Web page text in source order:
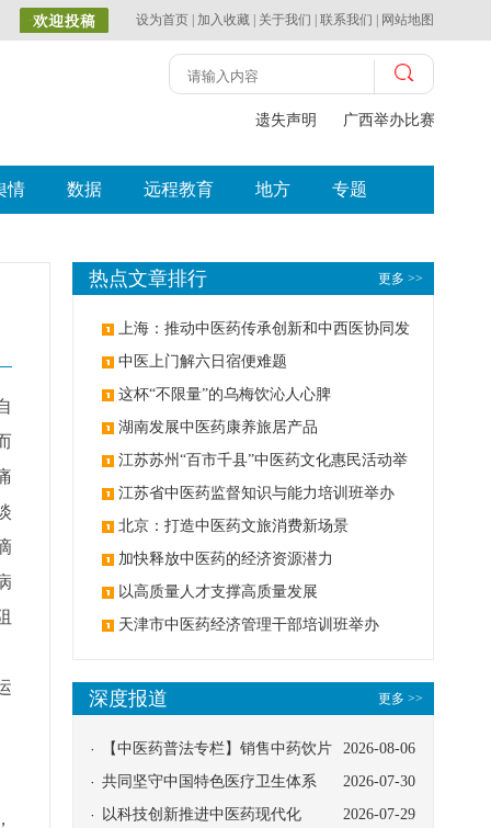
设为首页 加入收藏 关于我们 联系我们 网站地图
遗失声明 广西举办比赛探索中
情 数据 远程教育 地方 专题
更多 >>
热点文章排行
上海：推动中医药传承创新和中西医协同发
展 中医上门解六日宿便难题
这杯“不限量”的乌梅饮沁人心脾
湖南发展中医药康养旅居产品
江苏苏州“百市千县”中医药文化惠民活动举
办 江苏省中医药监督知识与能力培训班举办
北京：打造中医药文旅消费新场景
加快释放中医药的经济资源潜力
以高质量人才支撑高质量发展
天津市中医药经济管理干部培训班举办
更多 >>
深度报道
2026-08-06
【中医药普法专栏】销售中药饮片
应告知煎服方法及注意事项
2026-07-30
共同坚守中国特色医疗卫生体系
2026-07-29
以科技创新推进中医药现代化